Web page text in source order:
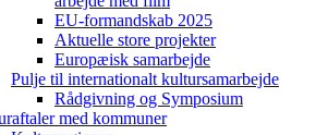
EU-formandskab 2025
Aktuelle store projekter
Europæisk samarbejde
Pulje til internationalt kultursamarbejde
Rådgivning og Symposium
med kommuner